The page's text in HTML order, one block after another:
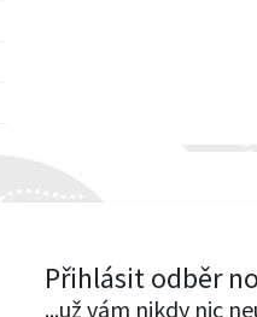
Přihlásit odběr
...už vám nikdy nic